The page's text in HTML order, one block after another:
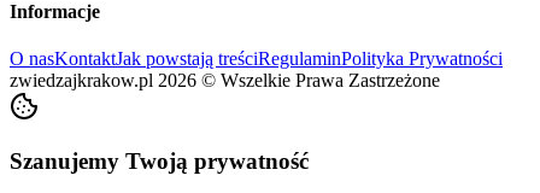
Informacje
O nasKontaktJak powstają treściRegulaminPolityka Prywatności
zwiedzajkrakow.pl 2026 © Wszelkie Prawa Zastrzeżone
Szanujemy Twoją prywatność